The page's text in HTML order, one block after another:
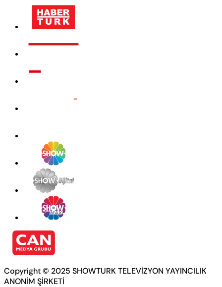
Copyright © 2025 SHOWTURK TELEVİZYON YAYINCILIK
ANONİM ŞİRKETİ